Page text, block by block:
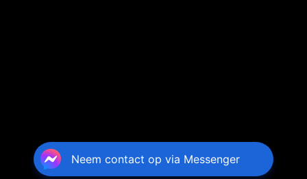
Neem contact op via Messenger